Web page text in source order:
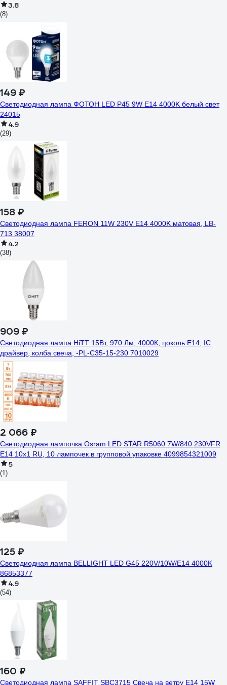
3.8
(8)
149 ₽
Светодиодная лампа ФОТОН LED P45 9W E14 4000K белый свет
24015
4.9
(29)
158 ₽
Светодиодная лампа FERON 11W 230V E14 4000K матовая, LB-
713 38007
4.2
(38)
909 ₽
Светодиодная лампа HiTT 15Вт, 970 Лм, 4000К, цоколь E14, IC
драйвер, колба свеча, -PL-C35-15-230 7010029
2 066 ₽
Светодиодная лампочка Osram LED STAR R5060 7W/840 230VFR
E14 10x1 RU, 10 лампочек в групповой упаковке 4099854321009
5
(1)
125 ₽
Светодиодная лампа BELLIGHT LED G45 220V/10W/E14 4000K
86853377
4.9
(54)
160 ₽
Светодиодная лампа SAFFIT SBC3715 Свеча на ветру E14 15W